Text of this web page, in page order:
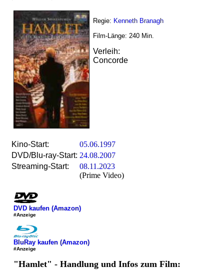
Regie: Kenneth Branagh
Film-Länge: 240 Min.
Verleih:
Concorde
Kino-Start:
05.06.1997
DVD/Blu-ray-Start: 24.08.2007
Streaming-Start:
08.11.2023
(Prime Video)
DVD kaufen (Amazon)
#Anzeige
BluRay kaufen (Amazon)
#Anzeige
"Hamlet" - Handlung und Infos zum Film: